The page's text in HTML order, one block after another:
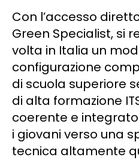
Con l’accesso
Green Specialist, si
volta in Italia un
configurazione
di scuola superiore
di alta formazione
coerente e
i giovani verso una
tecnica altamente